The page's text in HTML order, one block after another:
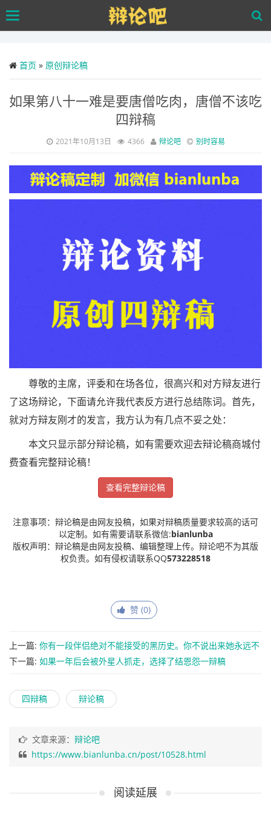
to
main
Toggle
首页 » 原创辩论稿
如果第八十一难是要唐僧吃肉，唐僧不该吃
四辩稿
2021年10月13日 4366 辩论吧 别时容易
尊敬的主席，评委和在场各位，很高兴和对方辩友进行
了这场辩论，下面请允许我代表反方进行总结陈词。首先，
就对方辩友刚才的发言，我方认为有几点不妥之处：
本文只显示部分辩论稿，如有需要欢迎去辩论稿商城付
费查看完整辩论稿！
查看完整辩论稿
注意事项：辩论稿是由网友投稿，如果对辩稿质量要求较高的话可
以定制。如有需要请联系微信:bianlunba
版权声明：辩论稿是由网友投稿、编辑整理上传。辩论吧不为其版
权负责。如有侵权请联系QQ573228518
赞 (0)
上一篇: 你有一段伴侣绝对不能接受的黑历史。你不说出来她永远不
知道，你要隐瞒一辩稿（第二版）
下一篇: 如果一年后会被外星人抓走，选择了结恩怨一辩稿
四辩稿 辩论稿
文章来源： 辩论吧
https://www.bianlunba.cn/post/10528.html
阅读延展